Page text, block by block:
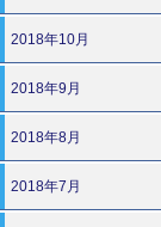
2018年10月
2018年9月
2018年8月
2018年7月